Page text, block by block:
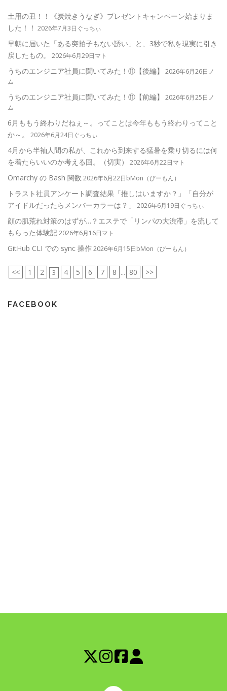
土用の丑！！《炭焼きうなぎ》プレゼントキャンペーン始まりま
した！！ 2026年7月3日ぐっちぃ
早朝に届いた「ある突拍子もない誘い」と、3秒で私を現実に引き
戻したもの。
2026年6月29日マト
うちのエンジニア社員に聞いてみた！⑪【後編】
2026年6月26日ノ
ム
うちのエンジニア社員に聞いてみた！⑪【前編】
2026年6月25日ノ
ム
6月ももう終わりだねぇ～。ってことは今年ももう終わりってこと
か～。
2026年6月24日ぐっちぃ
4月から半袖人間の私が、これから到来する猛暑を乗り切るには何
を着たらいいのか考える回。（切実）
2026年6月22日マト
Omarchy の Bash 関数 2026年6月22日bMon（びーもん）
トラスト社員アンケート調査結果「推しはいますか？」「自分が
アイドルだったらメンバーカラーは？」
2026年6月19日ぐっちぃ
顔の肌荒れ対策のはずが…？エステで「リンパの大渋滞」を流して
もらった体験記2026年6月16日マト
GitHub CLI での sync 操作2026年6月15日bMon（びーもん）
<< 1 2 3 4 5 6 7 8 ... 80 >>
FACEBOOK